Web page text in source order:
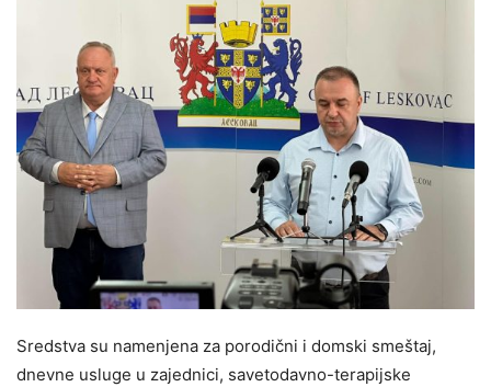
Sredstva su namenjena za porodični i domski smeštaj,
dnevne usluge u zajednici, savetodavno-terapijske